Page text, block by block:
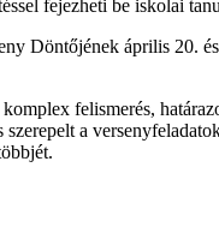
fejezheti be iskolai
Döntőjének április 20.
felismerés,
a